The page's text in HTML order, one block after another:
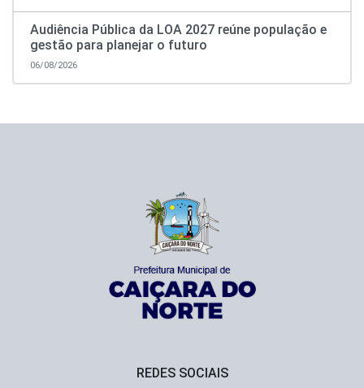
Audiência Pública da LOA 2027 reúne população e
gestão para planejar o futuro
06/08/2026
REDES SOCIAIS